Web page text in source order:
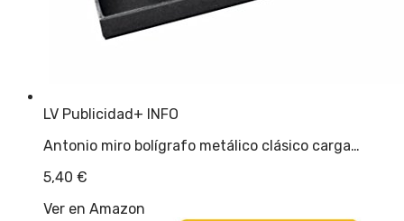
LV Publicidad+ INFO
Antonio miro bolígrafo metálico clásico carga…
5,40 €
Ver en Amazon